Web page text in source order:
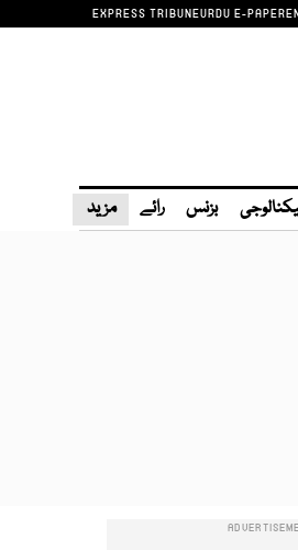
EXPRESS TRIBUNEURDU E-PAPER
بزنس رائے مزید